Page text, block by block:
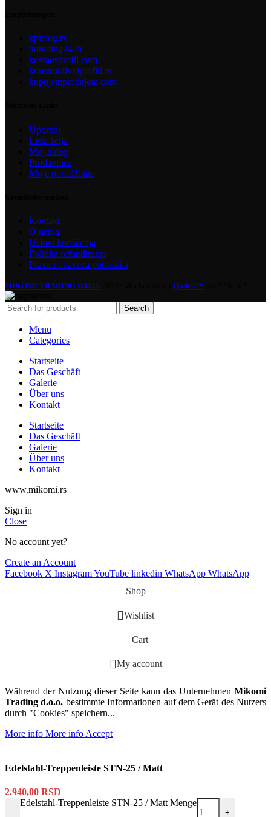
kpizlog.rs
tktrading24.de
kosmosprofil.com
konstruktivniprofili.rs
kupujemprodajem.com
Uporedi
Lista želja
Moj nalog
Prodavnica
Moje porudžbine
Kontakt
O nama
Uslovi korišćenja
Politika refundiranja
Prava i obaveza potrošača
MIKOMI TRADING D.O.O. Qudra™
Search
Menu
Categories
Startseite
Das Geschäft
Galerie
Über uns
Kontakt
Startseite
Das Geschäft
Galerie
Über uns
Kontakt
www.mikomi.rs
Sign in
Close
No account yet?
Create an Account
Facebook X InstagramYouTube linkedin WhatsApp WhatsApp
Shop
Wishlist
Cart
My account
Während der Nutzung dieser Seite kann das Unternehmen Mikomi
Trading d.o.o. bestimmte Informationen auf dem Gerät des Nutzers
durch "Cookies" speichern...
More info More info Accept
Edelstahl-Treppenleiste STN-25 / Matt
2.940,00 RSD
-
Edelstahl-Treppenleiste STN-25 / Matt Menge
+